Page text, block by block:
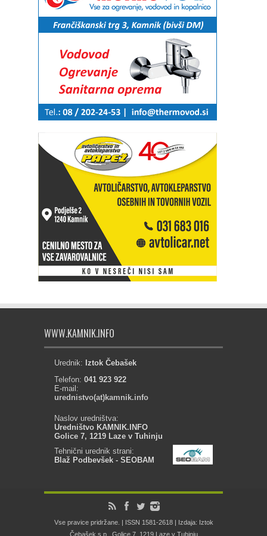
WWW.KAMNIK.INFO
Urednik: Iztok Čebašek
Telefon: 041 923 922
E-mail:
urednistvo(at)kamnik.info
Naslov uredništva:
Uredništvo KAMNIK.INFO
Golice 7, 1219 Laze v Tuhinju
Tehnični urednik strani:
Blaž Podbevšek - SEOBAM
Vse pravice pridržane. | ISSN 1581-2618 | Izdaja: Iztok
Čebašek s.p., Golice 7, 1219 Laze v Tuhinju